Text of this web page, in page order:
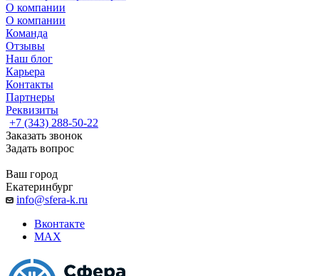
О компании
О компании
Команда
Отзывы
Наш блог
Карьера
Контакты
Партнеры
Реквизиты
+7 (343) 288-50-22
Заказать звонок
Задать вопрос
Ваш город
Екатеринбург
info@sfera-k.ru
Вконтакте
MAX